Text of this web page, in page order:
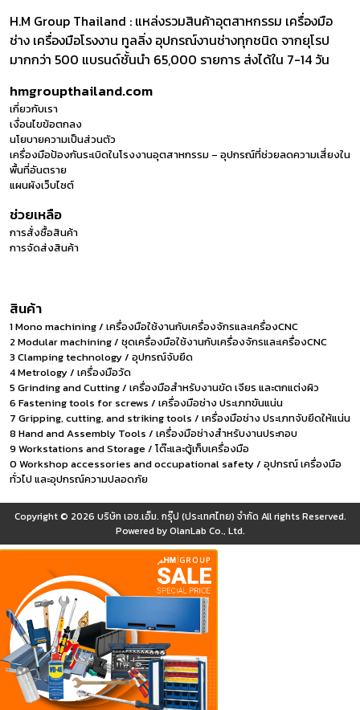
H.M Group Thailand : แหล่งรวมสินค้าอุตสาหกรรม เครื่องมือ
ช่าง เครื่องมือโรงงาน ทูลลิ่ง อุปกรณ์งานช่างทุกชนิด จากยุโรป
มากกว่า 500 แบรนด์ชั้นนำ 65,000 รายการ ส่งได้ใน 7-14 วัน
hmgroupthailand.com
เกี่ยวกับเรา
เงื่อนไขข้อตกลง
นโยบายความเป็นส่วนตัว
เครื่องมือป้องกันระเบิดในโรงงานอุตสาหกรรม – อุปกรณ์ที่ช่วยลดความเสี่ยงใน
พื้นที่อันตราย
แผนผังเว็บไซต์
ช่วยเหลือ
การสั่งซื้อสินค้า
การจัดส่งสินค้า
สินค้า
1 Mono machining / เครื่องมือใช้งานกับเครื่องจักรและเครื่องCNC
2 Modular machining / ชุดเครื่องมือใช้งานกับเครื่องจักรและเครื่องCNC
3 Clamping technology / อุปกรณ์จับยึด
4 Metrology / เครื่องมือวัด
5 Grinding and Cutting / เครื่องมือสำหรับงานขัด เจียร และตกแต่งผิว
6 Fastening tools for screws / เครื่องมือช่าง ประเภทขันแน่น
7 Gripping, cutting, and striking tools / เครื่องมือช่าง ประเภทจับยึดให้แน่น
8 Hand and Assembly Tools / เครื่องมือช่างสำหรับงานประกอบ
9 Workstations and Storage / โต๊ะและตู้เก็บเครื่องมือ
0 Workshop accessories and occupational safety / อุปกรณ์ เครื่องมือ
ทั่วไป และอุปกรณ์ความปลอดภัย
Copyright © 2026 บริษัท เอช.เอ็ม. กรุ๊ป (ประเทศไทย) จำกัด All rights Reserved.
Powered byOlanLab Co., Ltd.